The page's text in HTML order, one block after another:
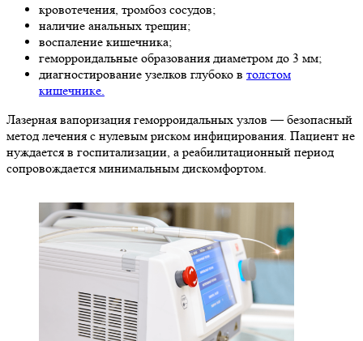
кровотечения, тромбоз сосудов;
наличие анальных трещин;
воспаление кишечника;
геморроидальные образования диаметром до 3 мм;
диагностирование узелков глубоко в толстом
кишечнике.
Лазерная вапоризация геморроидальных узлов — безопасный
метод лечения с нулевым риском инфицирования. Пациент не
нуждается в госпитализации, а реабилитационный период
сопровождается минимальным дискомфортом.